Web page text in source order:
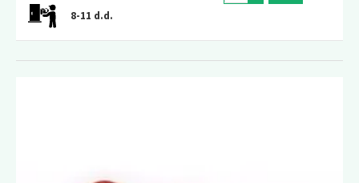
8-11 d.d.